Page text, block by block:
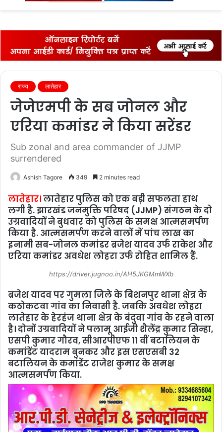
राज्‍य लातेहार
जेजेएमपी के सब जोनल और
एरिया कमांडर ने किया सरेंडर
Sub zonal and area commander of JJMP
surrendered
Ashish Tagore 349 2 minutes read
लातेहार।लातेहार पुलिस को एक बड़ी सफलता हाथ
लगी है. झारखंड जनमुक्ति परिषद (JJMP) संगठन के दो
उग्रवादियों ने बुधवार को पुलिस के समक्ष आत्मसमर्पण
किया है. आत्मसमर्पण करने वालों में पांच लाख का
इनामी सब-जोनल कमांडर ब्रजेश यादव उर्फ राकेश और
एरिया कमांडर अवधेश लोहरा उर्फ रोहित शामिल हैं.
https://driver.jugnoo.in/AH5JKGMmWXb
ब्रजेश यादव पर गुमला जिले के बिशनपुर थाना क्षेत्र के
कठोकटवा गांव का निवासी है. जबकि अवधेश लोहरा
लातेहार के हेरहंज थाना क्षेत्र के बंदुवा गांव के रहने वाला
है। दोनों उग्रवादियों ने पलामू आईजी शैलेंद्र कुमार सिन्हा,
एसपी कुमार गौरव, सीआरपीएफ 11 वीं बटालियन के
कमांडेंट यादराम बुनकर और इस एसएसबी 32
बटालियन के कमांडेंट राजेश कुमार के समक्ष
आत्मसमर्पण किया.